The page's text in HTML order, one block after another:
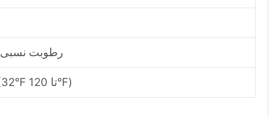
رطوبت نسبی 10% تا 93%، بدون تراکم
0 تا 49 درجه سانتی‌گراد (32°F تا 120°F)